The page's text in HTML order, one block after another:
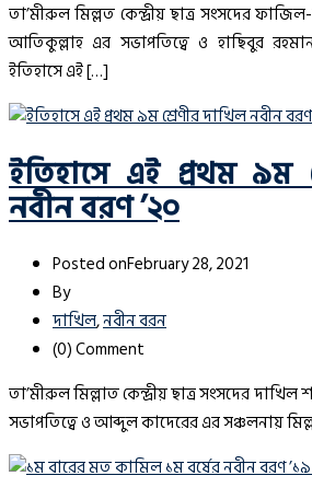
তা’মীরুল মিল্লত কেন্দ্রীয় ছাত্র সংসদের
আতিকুল্লাহ এর সভাপতিত্বে ও হাছিবুর
ইতিহাসে এই […]
ইতিহাসে এই প্রথম ৯ম
নবীন বরণ ’২০
Posted onFebruary 28, 2021
By
দাখিল,নবীন বরন
(0)Comment
তা’মীরুল মিল্লাত কেন্দ্রীয় ছাত্র সংসদের
সভাপতিত্বে ও আব্দুল কাদেরের এর সঞ্চলনায়